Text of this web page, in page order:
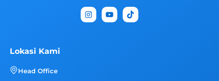
I
n
s
Y
o
u
T
i
k
Lokasi Kami
Head Office